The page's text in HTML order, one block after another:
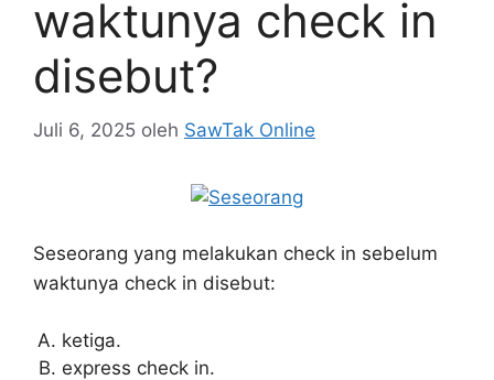
waktunya check in
disebut?
Juli 6, 2025 oleh SawTak Online
Seseorang yang melakukan check in sebelum
waktunya check in disebut:
ketiga.
express check in.